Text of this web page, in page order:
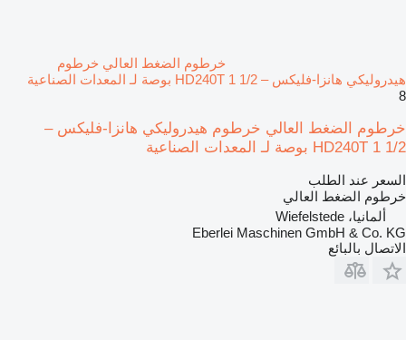
خرطوم الضغط العالي خرطوم
هيدروليكي هانزا-فليكس – HD240T 1 1/2 بوصة لـ المعدات الصناعية
8
خرطوم الضغط العالي خرطوم هيدروليكي هانزا-فليكس –
HD240T 1 1/2 بوصة لـ المعدات الصناعية
السعر عند الطلب
خرطوم الضغط العالي
ألمانيا، Wiefelstede
Eberlei Maschinen GmbH & Co. KG
الاتصال بالبائع